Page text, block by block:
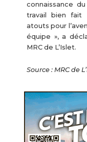
connaissance
travail bien fait
atouts pour
équipe », a
MRC de L’Islet.
Source : MRC de